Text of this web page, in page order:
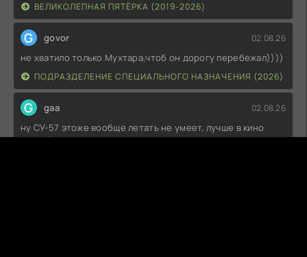
ВЕЛИКОЛЕПНАЯ ПЯТЁРКА (2019-2026)
G govor 02.08.26
не хватило только Мухтара,чтоб он дорогу перебежал))))
ПОДРАЗДЕЛЕНИЕ СПЕЦИАЛЬНОГО НАЗНАЧЕНИЯ (2026)
G gaa 02.08.26
ну СУ-57 этоже вообще летать не умеет, лучше в кино
снимайся